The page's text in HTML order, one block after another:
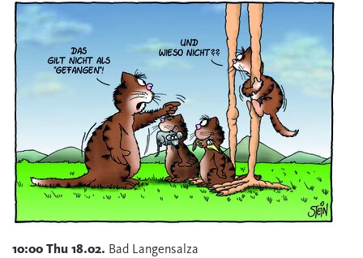
10:00 Thu 18.02. Bad Langensalza